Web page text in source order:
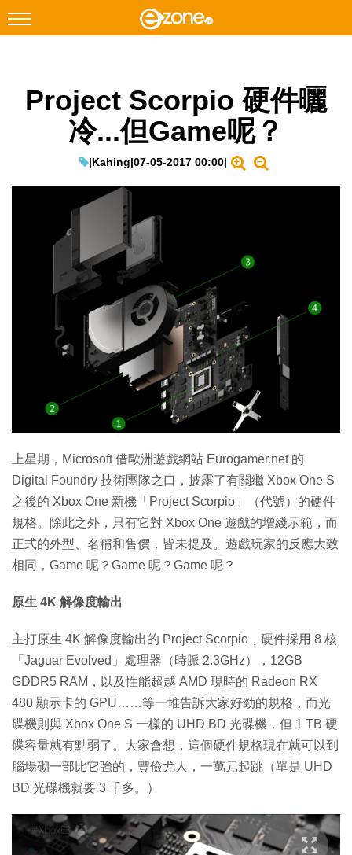
Facebook Instagram
遊戲動漫
EduTech
生成式AI與雲端應用
Enterprise Digital Transformation
Project Scorpio 硬件曬
冷...但Game呢？
|Kahing|07-05-2017 00:00|
上星期，Microsoft 借歐洲遊戲網站 Eurogamer.net 的
Digital Foundry 技術團隊之口，披露了有關繼 Xbox One S
之後的 Xbox One 新機「Project Scorpio」（代號）的硬件
規格。除此之外，只有它對 Xbox One 遊戲的增綫示範，而
正式的外型、名稱和售價，皆未提及。遊戲玩家的反應大致
相同，Game 呢？Game 呢？Game 呢？
原生 4K 解像度輸出
主打原生 4K 解像度輸出的 Project Scorpio，硬件採用 8 核
「Jaguar Evolved」處理器（時脈 2.3GHz），12GB
GDDR5 RAM，以及性能超越 AMD 現時的 Radeon RX
480 顯示卡的 GPU……等一堆告訴大家好勁的規格，而光
碟機則與 Xbox One S 一樣的 UHD BD 光碟機，但 1 TB 硬
碟容量就有點弱了。大家會想，這個硬件規格現在就可以到
腦場砌一部比它強的，豐儉尤人，一萬元起跳（單是 UHD
BD 光碟機就要 3 千多。）